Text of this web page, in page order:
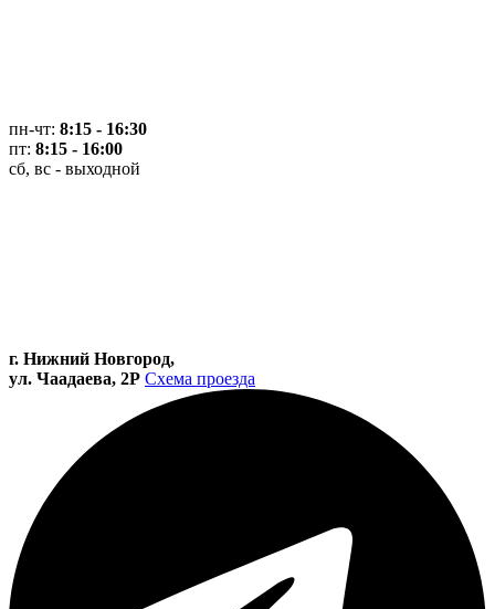
пн-чт: 8:15 - 16:30
пт: 8:15 - 16:00
сб, вс - выходной
г. Нижний Новгород,
ул. Чаадаева, 2Р Схема проезда